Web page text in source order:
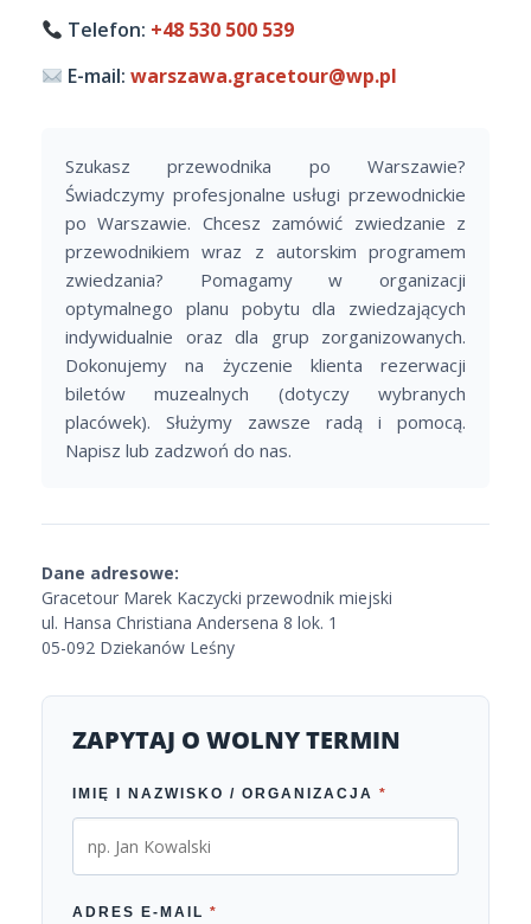
Telefon: +48 530 500 539
E-mail:warszawa.gracetour@wp.pl
Szukasz przewodnika po Warszawie?
Świadczymy profesjonalne usługi przewodnickie
po Warszawie. Chcesz zamówić zwiedzanie z
przewodnikiem wraz z autorskim programem
zwiedzania? Pomagamy w organizacji
optymalnego planu pobytu dla zwiedzających
indywidualnie oraz dla grup zorganizowanych.
Dokonujemy na życzenie klienta rezerwacji
biletów muzealnych (dotyczy wybranych
placówek). Służymy zawsze radą i pomocą.
Napisz lub zadzwoń do nas.
Dane adresowe:
Gracetour Marek Kaczycki przewodnik miejski
ul. Hansa Christiana Andersena 8 lok. 1
05-092 Dziekanów Leśny
ZAPYTAJ O WOLNY TERMIN
IMIĘ I NAZWISKO / ORGANIZACJA *
ADRES E-MAIL *